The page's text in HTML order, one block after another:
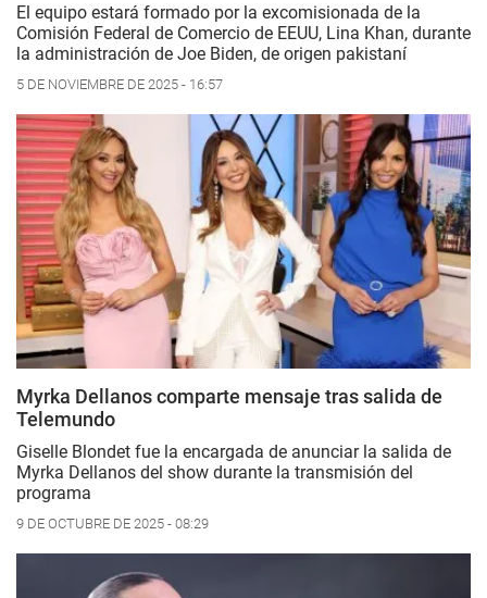
El equipo estará formado por la excomisionada de la
Comisión Federal de Comercio de EEUU, Lina Khan, durante
la administración de Joe Biden, de origen pakistaní
5 DE NOVIEMBRE DE 2025 - 16:57
Myrka Dellanos comparte mensaje tras salida de
Telemundo
Giselle Blondet fue la encargada de anunciar la salida de
Myrka Dellanos del show durante la transmisión del
programa
9 DE OCTUBRE DE 2025 - 08:29